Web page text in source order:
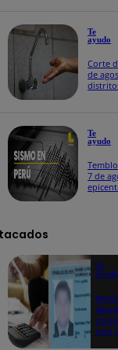
Te
ayudo
Corte
de
Te
ayudo
7 de
Te
ayudo
con